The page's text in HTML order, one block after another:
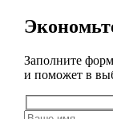
Заполните
и поможет в